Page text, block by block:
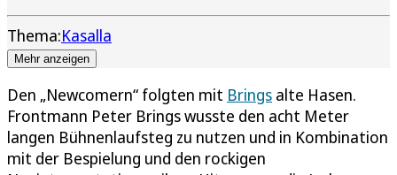
Thema:Kasalla
Mehr anzeigen
Den „Newcomern“ folgten mit Brings alte Hasen.
Frontmann Peter Brings wusste den acht Meter
langen Bühnenlaufsteg zu nutzen und in Kombination
mit der Bespielung und den rockigen